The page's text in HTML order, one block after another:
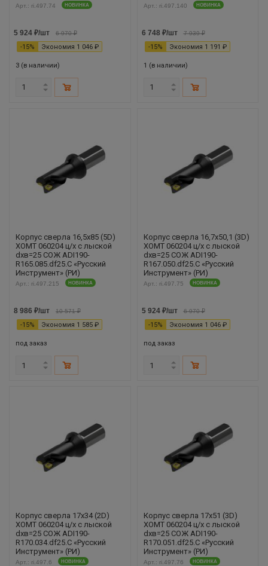
Арт.: ri.497.74 НОВИНКА
5 924 ₽/шт 6 970₽
-15% Экономия 1 046 ₽
3 (в наличии)
Арт.: ri.497.140 НОВИНКА
6 748 ₽/шт 7 939₽
-15% Экономия 1 191 ₽
1 (в наличии)
Корпус сверла 16,5х85 (5D)
XOMT 060204 ц/х с лыской
dхв=25 СОЖ ADI190-
R165.085.df25.С «Русский
Инструмент» (РИ)
Арт.: ri.497.215 НОВИНКА
8 986 ₽/шт 10 571₽
-15% Экономия 1 585 ₽
под заказ
Корпус сверла 16,7х50,1 (3D)
XOMT 060204 ц/х с лыской
dхв=25 СОЖ ADI190-
R167.050.df25.С «Русский
Инструмент» (РИ)
Арт.: ri.497.75 НОВИНКА
5 924₽/шт 6 970₽
-15% Экономия 1 046₽
под заказ
Корпус сверла 17х34 (2D)
XOMT 060204 ц/х с лыской
dхв=25 СОЖ ADI190-
R170.034.df25.С «Русский
Инструмент» (РИ)
Арт.: ri.497.6 НОВИНКА
Корпус сверла 17х51 (3D)
XOMT 060204 ц/х с лыской
dхв=25 СОЖ ADI190-
R170.051.df25.С «Русский
Инструмент» (РИ)
Арт.: ri.497.76 НОВИНКА